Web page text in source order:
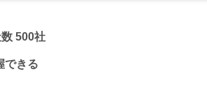
500社
できる